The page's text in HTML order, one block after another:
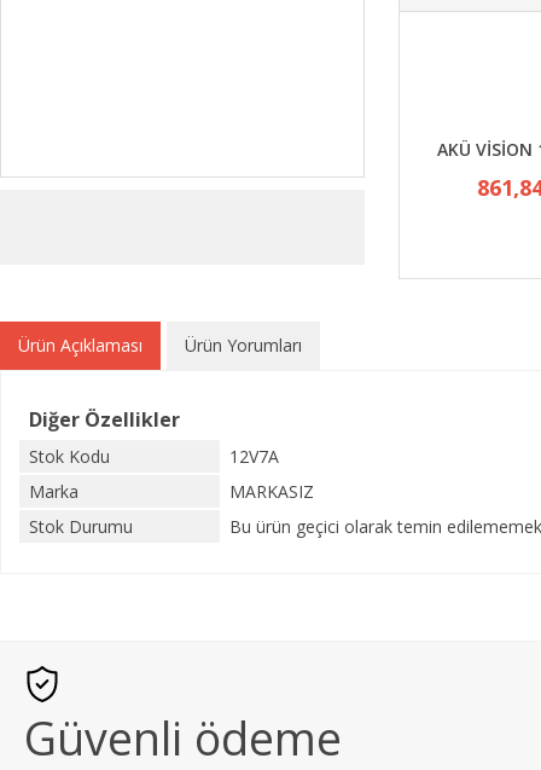
AKÜ VİSİON
Ürün Açıklaması Ürün Yorumları
Diğer Özellikler
Stok Kodu
12V7A
Marka
MARKASIZ
Stok Durumu
Bu ürün geçici olarak temin
Güvenli ödeme